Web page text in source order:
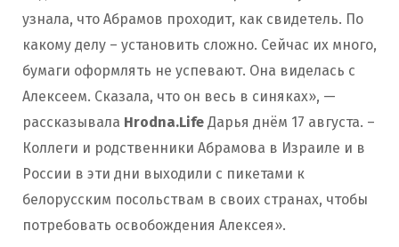
узнала, что Абрамов проходит, как свидетель. По
какому делу – установить сложно. Сейчас их много,
бумаги оформлять не успевают. Она виделась с
Алексеем. Сказала, что он весь в синяках», —
рассказывала Hrodna.Life Дарья днём 17 августа. –
Коллеги и родственники Абрамова в Израиле и в
России в эти дни выходили с пикетами к
белорусским посольствам в своих странах, чтобы
потребовать освобождения Алексея».